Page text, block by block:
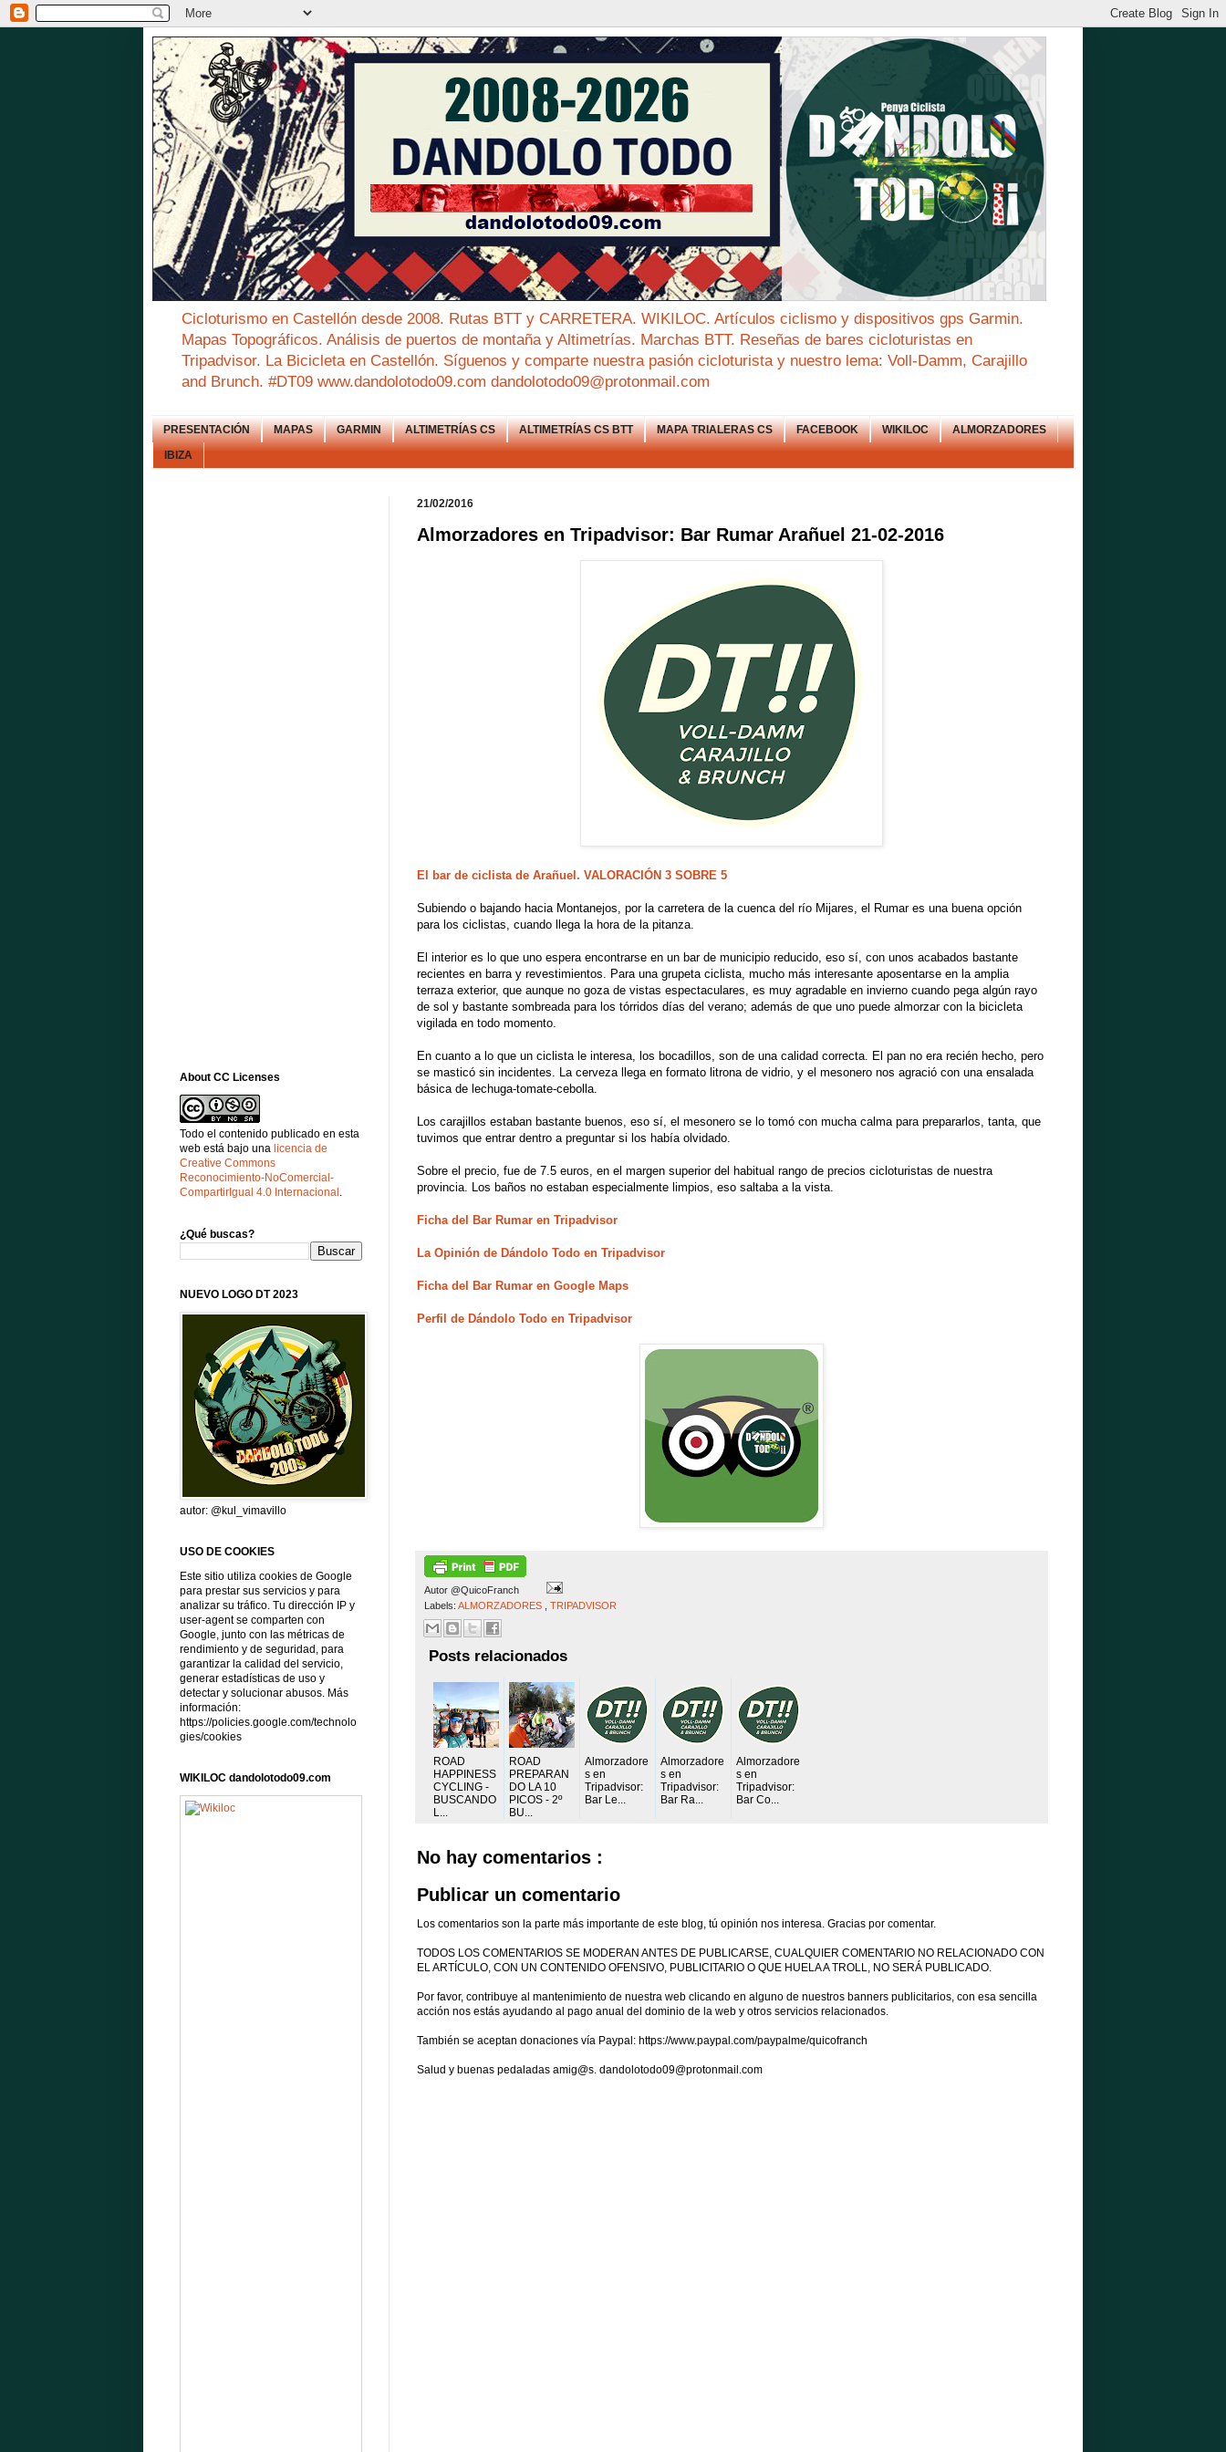
Cicloturismo en Castellón desde 2008. Rutas BTT y CARRETERA. WIKILOC. Artículos ciclismo y dispositivos gps Garmin.
Mapas Topográficos. Análisis de puertos de montaña y Altimetrías. Marchas BTT. Reseñas de bares cicloturistas en
Tripadvisor. La Bicicleta en Castellón. Síguenos y comparte nuestra pasión cicloturista y nuestro lema: Voll-Damm, Carajillo
and Brunch. #DT09 www.dandolotodo09.com dandolotodo09@protonmail.com
PRESENTACIÓN MAPAS GARMIN ALTIMETRÍAS CS ALTIMETRÍAS CS BTT MAPA TRIALERAS CS FACEBOOK WIKILOC ALMORZADORES
IBIZA
21/02/2016
Almorzadores en Tripadvisor: Bar Rumar Arañuel 21-02-2016
El bar de ciclista de Arañuel. VALORACIÓN 3 SOBRE 5
Subiendo o bajando hacia Montanejos, por la carretera de la cuenca del río Mijares, el Rumar es una buena opción
para los ciclistas, cuando llega la hora de la pitanza.
El interior es lo que uno espera encontrarse en un bar de municipio reducido, eso sí, con unos acabados bastante
recientes en barra y revestimientos. Para una grupeta ciclista, mucho más interesante aposentarse en la amplia
terraza exterior, que aunque no goza de vistas espectaculares, es muy agradable en invierno cuando pega algún rayo
de sol y bastante sombreada para los tórridos días del verano; además de que uno puede almorzar con la bicicleta
vigilada en todo momento.
En cuanto a lo que un ciclista le interesa, los bocadillos, son de una calidad correcta. El pan no era recién hecho, pero
se masticó sin incidentes. La cerveza llega en formato litrona de vidrio, y el mesonero nos agració con una ensalada
básica de lechuga-tomate-cebolla.
Los carajillos estaban bastante buenos, eso sí, el mesonero se lo tomó con mucha calma para prepararlos, tanta, que
tuvimos que entrar dentro a preguntar si los había olvidado.
Sobre el precio, fue de 7.5 euros, en el margen superior del habitual rango de precios cicloturistas de nuestra
provincia. Los baños no estaban especialmente limpios, eso saltaba a la vista.
Ficha del Bar Rumar en Tripadvisor
La Opinión de Dándolo Todo en Tripadvisor
Ficha del Bar Rumar en Google Maps
Perfil de Dándolo Todo en Tripadvisor
Autor @QuicoFranch
Labels: ALMORZADORES TRIPADVISOR
Posts relacionados
ROAD
HAPPINESS
CYCLING -
BUSCANDO
L...
ROAD
PREPARAN
DO LA 10
PICOS - 2º
BU...
Almorzadore
s en
Tripadvisor:
Bar Le...
Almorzadore
s en
Tripadvisor:
Bar Ra...
Almorzadore
s en
Tripadvisor:
Bar Co...
No hay comentarios :
Publicar un comentario
Los comentarios son la parte más importante de este blog, tú opinión nos interesa. Gracias por comentar.
TODOS LOS COMENTARIOS SE MODERAN ANTES DE PUBLICARSE, CUALQUIER COMENTARIO NO RELACIONADO CON
EL ARTÍCULO, CON UN CONTENIDO OFENSIVO, PUBLICITARIO O QUE HUELA A TROLL, NO SERÁ PUBLICADO.
Por favor, contribuye al mantenimiento de nuestra web clicando en alguno de nuestros banners publicitarios, con esa sencilla
acción nos estás ayudando al pago anual del dominio de la web y otros servicios relacionados.
También se aceptan donaciones vía Paypal: https://www.paypal.com/paypalme/quicofranch
Salud y buenas pedaladas amig@s. dandolotodo09@protonmail.com
About CC Licenses
Todo el contenido publicado en esta
web está bajo una licencia de
Creative Commons
Reconocimiento-NoComercial-
CompartirIgual 4.0 Internacional .
¿Qué buscas?
NUEVO LOGO DT 2023
autor: @kul_vimavillo
USO DE COOKIES
Este sitio utiliza cookies de Google
para prestar sus servicios y para
analizar su tráfico. Tu dirección IP y
user-agent se comparten con
Google, junto con las métricas de
rendimiento y de seguridad, para
garantizar la calidad del servicio,
generar estadísticas de uso y
detectar y solucionar abusos. Más
información:
https://policies.google.com/technolo
gies/cookies
WIKILOC dandolotodo09.com